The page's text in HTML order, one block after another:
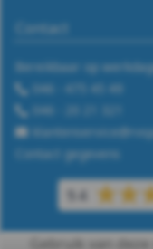
Contact
Bereikbaar op
046 - 475 45 49
046 - 20 21 321
Contact gegevens
9.4
Gebruik van